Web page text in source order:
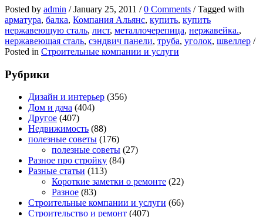
–
поставщик
нержавеющей
стали
Posted by admin / January 25, 2011 / 0 Comments / Tagged with
арматура, балка, Компания Альянс, купить, купить
нержавеющую сталь, лист, металлочерепица, нержавейка.,
нержавеющая сталь, сэндвич панели, труба, уголок, швеллер /
Posted in Строительные компании и услуги
Рубрики
Дизайн и интерьер (356)
Дом и дача (404)
Другое (407)
Недвижимость (88)
полезные советы (176)
полезные советы (27)
Разное про стройку (84)
Разные статьи (113)
Короткие заметки о ремонте (22)
Разное (83)
Строительные компании и услуги (66)
Строительство и ремонт (407)